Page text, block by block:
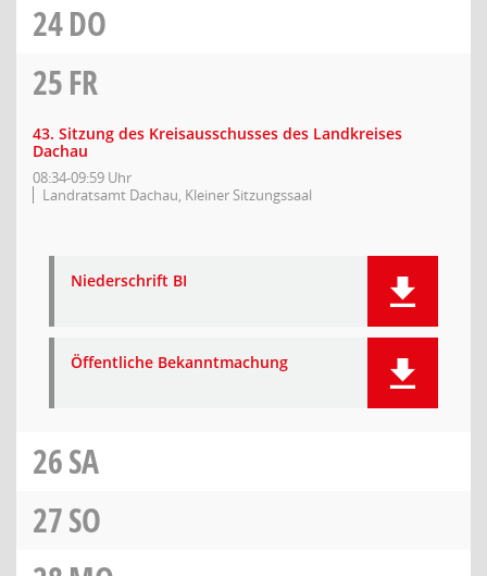
24DO
25FR
43. Sitzung des Kreisausschusses des Landkreises
Dachau
08:34-09:59 Uhr
Landratsamt Dachau, Kleiner Sitzungssaal
Niederschrift BI
Öffentliche Bekanntmachung
26SA
27SO